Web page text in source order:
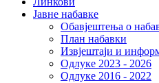
Јавне набавке
Обавјештења о
План набавки
Извјештаји и
Одлуке 2023 - 2026
Одлуке 2016 - 2022